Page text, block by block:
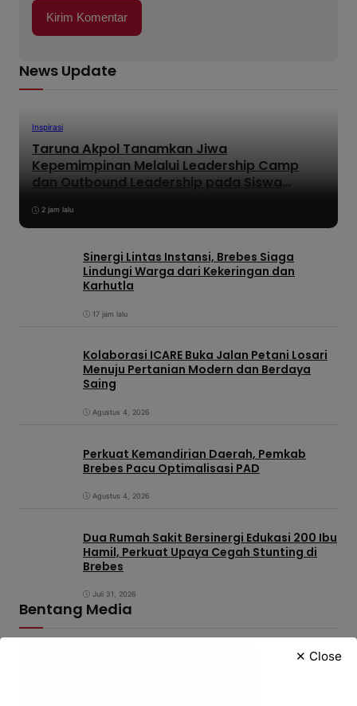
News Update
Inspirasi
Taruna Akpol Tanamkan Jiwa
Kepemimpinan Melalui Leadership Camp
dan Outbound Leadership pada Siswa
2 jam lalu
Sinergi Lintas Instansi, Brebes Siaga
Lindungi Warga dari Kekeringan dan
Karhutla
17 jam lalu
Kolaborasi ICARE Buka Jalan Petani Losari
Menuju Pertanian Modern dan Berdaya
Saing
Agustus 4, 2026
Perkuat Kemandirian Daerah, Pemkab
Brebes Pacu Optimalisasi PAD
Agustus 4, 2026
Dua Rumah Sakit Bersinergi Edukasi 200 Ibu
Hamil, Perkuat Upaya Cegah Stunting di
Brebes
Juli 31, 2026
Bentang Media
✕ Close